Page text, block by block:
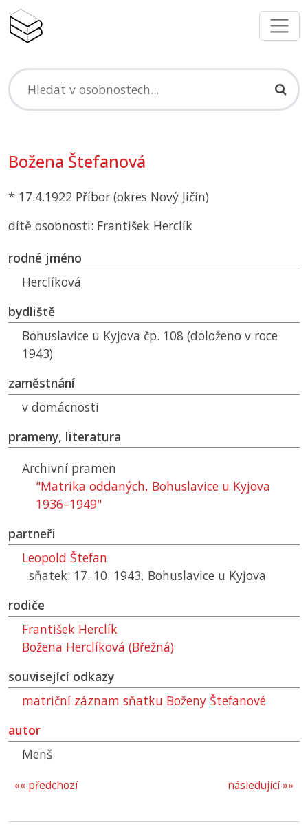
Božena Štefanová
* 17.4.1922 Příbor (okres Nový Jičín)
dítě osobnosti: František Herclík
rodné jméno
Herclíková
bydliště
Bohuslavice u Kyjova čp. 108 (doloženo v roce
1943)
zaměstnání
v domácnosti
prameny, literatura
Archivní pramen
"Matrika oddaných, Bohuslavice u Kyjova
1936–1949"
partneři
Leopold Štefan
sňatek: 17. 10. 1943, Bohuslavice u Kyjova
rodiče
František Herclík
Božena Herclíková (Břežná)
související odkazy
matriční záznam sňatku Boženy Štefanové
autor
Menš
následující »»
«« předchozí